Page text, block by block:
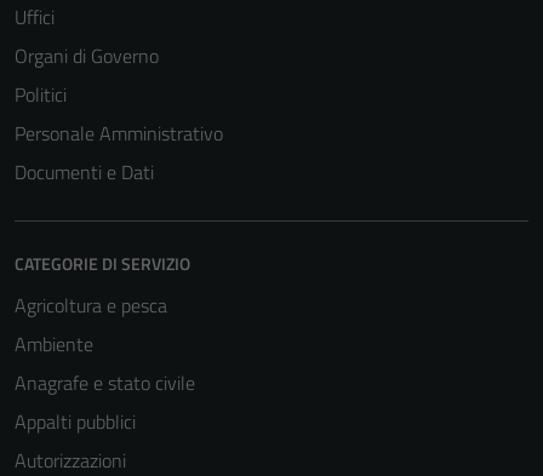
Uffici
Organi di Governo
Politici
Personale Amministrativo
Documenti e Dati
CATEGORIE DI SERVIZIO
Agricoltura e pesca
Ambiente
Anagrafe e stato civile
Appalti pubblici
Autorizzazioni